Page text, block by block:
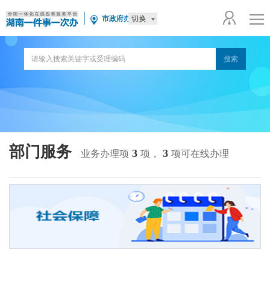
市政府办 切换
部门服务 业务办理项 3 项， 3 项可在线办理